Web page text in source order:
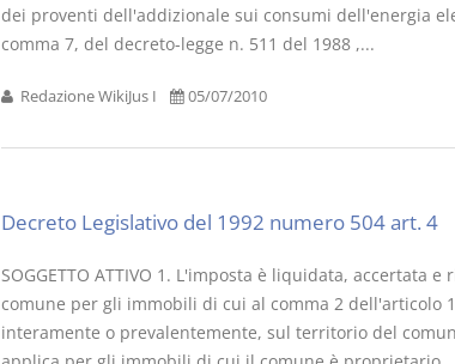
dei proventi dell'addizionale sui consumi dell'energia
comma 7, del decreto-legge n. 511 del 1988 ,...
Redazione WikiJus I 05/07/2010
Decreto Legislativo del 1992 numero 504 art. 4
SOGGETTO ATTIVO 1. L'imposta è liquidata, accertata e
comune per gli immobili di cui al comma 2 dell'articolo
interamente o prevalentemente, sul territorio del